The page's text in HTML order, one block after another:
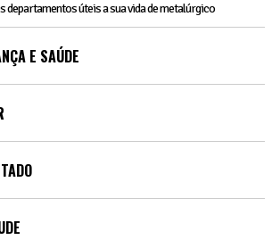
departamentos úteis a sua vida de metalúrgico
E SAÚDE